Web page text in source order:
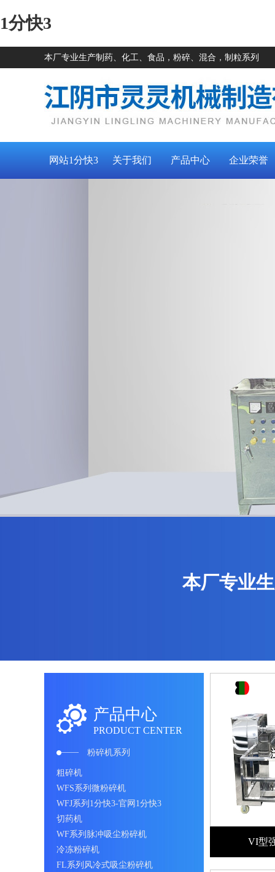
1分快3
本厂专业生产制药、化工、食品，粉碎、混合，制粒系列
网站1分快3 关于我们 产品中心 企业荣誉
本厂专业
产品中心
PRODUCT CENTER
粉碎机系列
粗碎机
WFS系列微粉碎机
WFJ系列1分快3-官网1分快3
切药机
WF系列脉冲吸尘粉碎机
冷冻粉碎机
FL系列风冷式吸尘粉碎机
VI型